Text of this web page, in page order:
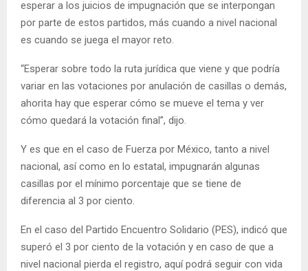
esperar a los juicios de impugnación que se interpongan
por parte de estos partidos, más cuando a nivel nacional
es cuando se juega el mayor reto.
“Esperar sobre todo la ruta jurídica que viene y que podría
variar en las votaciones por anulación de casillas o demás,
ahorita hay que esperar cómo se mueve el tema y ver
cómo quedará la votación final”, dijo.
Y es que en el caso de Fuerza por México, tanto a nivel
nacional, así como en lo estatal, impugnarán algunas
casillas por el mínimo porcentaje que se tiene de
diferencia al 3 por ciento.
En el caso del Partido Encuentro Solidario (PES), indicó que
superó el 3 por ciento de la votación y en caso de que a
nivel nacional pierda el registro, aquí podrá seguir con vida